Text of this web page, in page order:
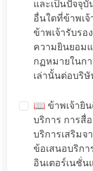
และเป็นปัจจุ
อื่นใดที่ข้าพเ
ข้าพเจ้ารับรอ
ความยินยอม
กฏหมายในก
เล่านั้นต่อบริษั
📖 ข้าพเจ้ายิ
บริการ การสื่
บริการเสริมจ
ข้อเสนอบริก
อินเตอร์เนชั่